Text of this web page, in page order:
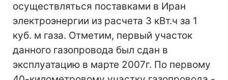
осуществляться поставками в Иран
электроэнергии из расчета 3 кВт.ч за 1
куб. м газа. Отметим, первый участок
данного газопровода был сдан в
эксплуатацию в марте 2007г. По первому